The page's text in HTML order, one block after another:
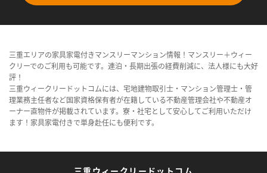
三重エリアの家具家電付きマンスリーマンション情報！マンスリー＋ウィー
クリーでのご利用も可能です。連泊・長期出張の経費削減に、法人様にも大好
評！
三重ウィークリードットコムには、宅地建物取引士・マンション管理士・管
理業務主任者など国家資格保有者が在籍している不動産管理会社や不動産オ
ーナー直物件が掲載されています。寮・社宅として安心してご利用いただけ
ます！家具家電付きで単身赴任にも便利です。